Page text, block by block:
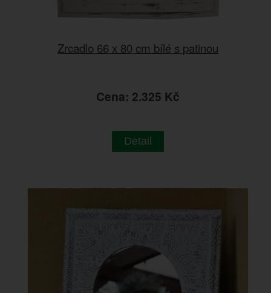
Zrcadlo 66 x 80 cm bílé s patinou
Cena: 2.325 Kč
Detail